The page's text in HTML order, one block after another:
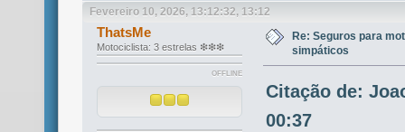
Fevereiro 10, 2026, 13:12:32, 13:12
ThatsMe
Motociclista: 3 estrelas ❇❇❇
OFFLINE
Re: Seguros para
simpáticos
Citação de:
00:37